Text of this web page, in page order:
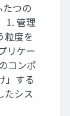
たつの
1. 管理
粒度を
リケー
コンポ
」する
たシス